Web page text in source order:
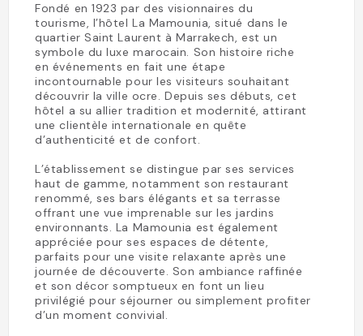
Fondé en 1923 par des visionnaires du
tourisme, l’hôtel La Mamounia, situé dans le
quartier Saint Laurent à Marrakech, est un
symbole du luxe marocain. Son histoire riche
en événements en fait une étape
incontournable pour les visiteurs souhaitant
découvrir la ville ocre. Depuis ses débuts, cet
hôtel a su allier tradition et modernité, attirant
une clientèle internationale en quête
d’authenticité et de confort.
L’établissement se distingue par ses services
haut de gamme, notamment son restaurant
renommé, ses bars élégants et sa terrasse
offrant une vue imprenable sur les jardins
environnants. La Mamounia est également
appréciée pour ses espaces de détente,
parfaits pour une visite relaxante après une
journée de découverte. Son ambiance raffinée
et son décor somptueux en font un lieu
privilégié pour séjourner ou simplement profiter
d’un moment convivial.